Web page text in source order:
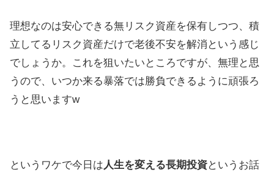
理想なのは安心できる無リスク資産を保有しつつ、積
立してるリスク資産だけで老後不安を解消という感じ
でしょうか。これを狙いたいところですが、無理と思
うので、いつか来る暴落では勝負できるように頑張ろ
うと思いますw
というワケで今日は人生を変える長期投資というお話